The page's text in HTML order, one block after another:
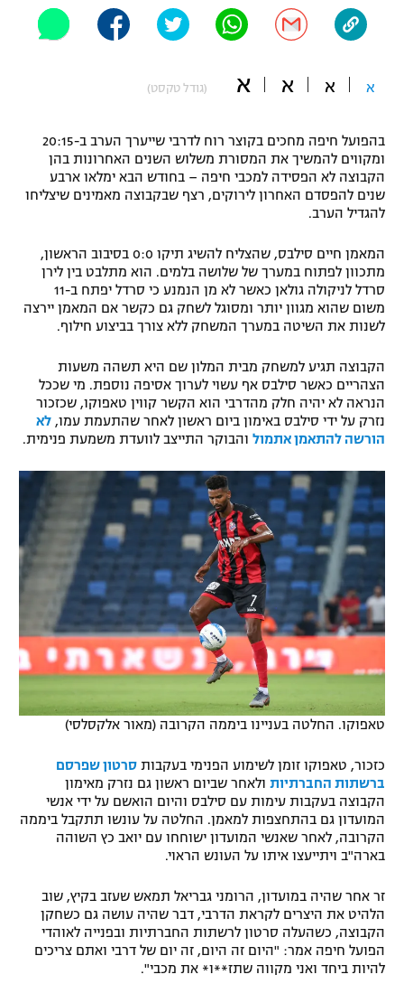
"מחצית בשכונה" – פודקאסט
משתתפים וזוכים בפרסים
תקנון משתתפים וזוכים בפרסים
תקנון עבור פעילות אלקטרה
טניס
גיימינג E-Sports
תנאי שימוש
מדיניות פרטיות
תקנון פעילות ספורט 1
רשיון להקרנה פומבית לבית עסק
הצטרפות לחבילת הערוצים
לוח דרושים – ג'ובנט
תגיות
המגזין
אופניים
ספורט מוטורי
פוטבול אמריקאי NFL
בייסבול MLB
ספורט אתגרי ואקסטרים
אומנויות לחימה
א א א א (גודל טקסט)
בהפועל חיפה מחכים בקוצר רוח לדרבי שייערך הערב ב-20:15
ומקווים להמשיך את המסורת משלוש השנים האחרונות בהן
הקבוצה לא הפסידה למכבי חיפה – בחודש הבא ימלאו ארבע
שנים להפסדם האחרון לירוקים, רצף שבקבוצה מאמינים שיצליחו
להגדיל הערב.
המאמן חיים סילבס, שהצליח להשיג תיקו 0:0 בסיבוב הראשון,
מתכוון לפתוח במערך של שלושה בלמים. הוא מתלבט בין לירן
סרדל לניקולה גולאן כאשר לא מן הנמנע כי סרדל יפתח ב-11
משום שהוא מגוון יותר ומסוגל לשחק גם כקשר אם המאמן יירצה
לשנות את השיטה במערך המשחק ללא צורך בביצוע חילוף.
הקבוצה תגיע למשחק מבית המלון שם היא תשהה משעות
הצהריים כאשר סילבס אף עשוי לערוך אסיפה נוספת. מי שככל
הנראה לא יהיה חלק מהדרבי הוא הקשר קווין טאפוקו, שכזכור
נזרק על ידי סילבס באימון ביום ראשון לאחר שהתעמת עמו, לא
הורשה להתאמן אתמול והבוקר התייצב לוועדת משמעת פנימית.
טאפוקו. החלטה בעניינו ביממה הקרובה (מאור אלקסלסי)
כזכור, טאפוקו זומן לשימוע הפנימי בעקבות סרטון שפרסם
ברשתות החברתיות ולאחר שביום ראשון גם נזרק מאימון
הקבוצה בעקבות עימות עם סילבס והיום הואשם על ידי אנשי
המועדון גם בהתחצפות למאמן. החלטה על עונשו תתקבל ביממה
הקרובה, לאחר שאנשי המועדון ישוחחו עם יואב כץ השוהה
בארה"ב ויתייעצו איתו על העונש הראוי.
זר אחר שהיה במועדון, הרומני גבריאל תמאש שעזב בקיץ, שוב
הלהיט את היצרים לקראת הדרבי, דבר שהיה עושה גם כשחקן
הקבוצה, כשהעלה סרטון לרשתות החברתיות ובפנייה לאוהדי
הפועל חיפה אמר: "היום זה היום, זה יום של דרבי ואתם צריכים
להיות ביחד ואני מקווה שתז**ו* את מכבי".